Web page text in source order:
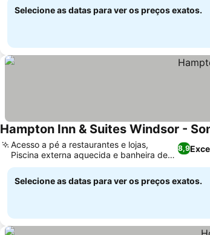
Selecione as datas para ver os preços exatos.
Hampton Inn & Suites Windsor -
8,9
Acesso a pé a restaurantes e lojas,
Piscina externa aquecida e banheira de
hidromassagem
Selecione as datas para ver os preços exatos.